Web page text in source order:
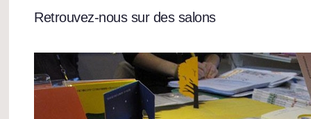
Retrouvez-nous sur des salons